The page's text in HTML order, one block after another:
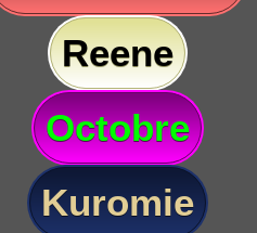
Reene
Octobre
Kuromie